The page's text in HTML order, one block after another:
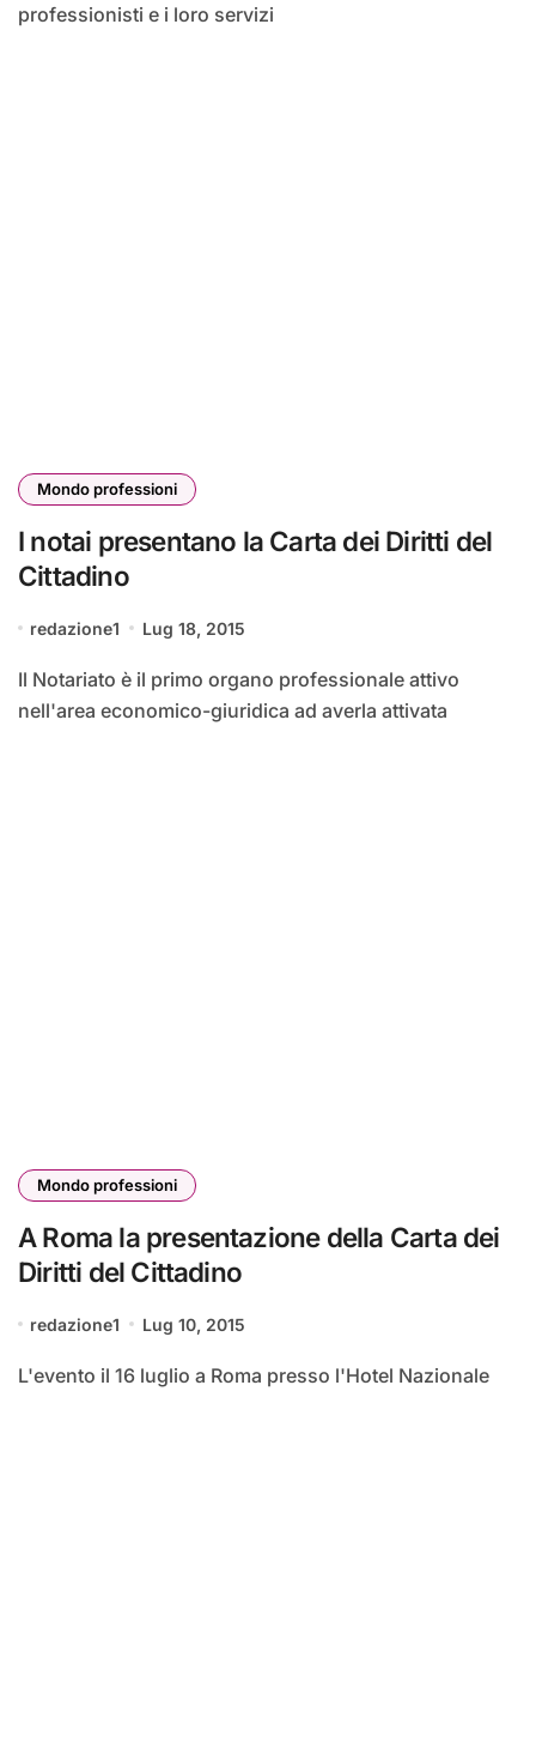
professionisti e i loro servizi
Mondo professioni
I notai presentano la Carta dei Diritti del
Cittadino
redazione1 Lug 18, 2015
Il Notariato è il primo organo professionale attivo
nell'area economico-giuridica ad averla attivata
Mondo professioni
A Roma la presentazione della Carta dei
Diritti del Cittadino
redazione1 Lug 10, 2015
L'evento il 16 luglio a Roma presso l'Hotel Nazionale